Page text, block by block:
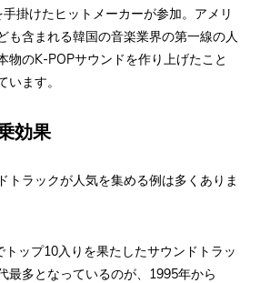
掛けたヒットメーカーが参加。アメリ
も含まれる韓国の音楽業界の第一線の人
物のK-POPサウンドを作り上げたこと
ます。
効果
トラックが人気を集める例は多くありま
ップ10入りを果たしたサウンドトラッ
最多となっているのが、1995年から